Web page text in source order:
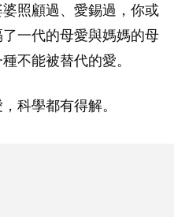
照顧過、愛錫過，你或
一代的母愛與媽媽的母
不能被替代的愛。
科學都有得解。